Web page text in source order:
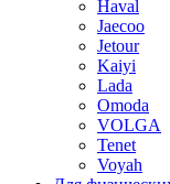
Haval
Jaecoo
Jetour
Kaiyi
Lada
Omoda
VOLGA
Tenet
Voyah